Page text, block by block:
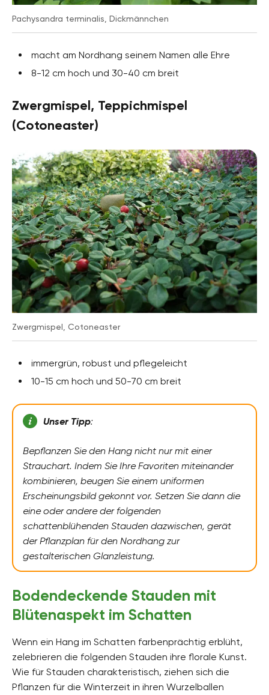
Pachysandra terminalis, Dickmännchen
macht am Nordhang seinem Namen alle Ehre
8-12 cm hoch und 30-40 cm breit
Zwergmispel, Teppichmispel
(Cotoneaster)
Zwergmispel, Cotoneaster
immergrün, robust und pflegeleicht
10-15 cm hoch und 50-70 cm breit
Unser Tipp:
Bepflanzen Sie den Hang nicht nur mit einer
Strauchart. Indem Sie Ihre Favoriten miteinander
kombinieren, beugen Sie einem uniformen
Erscheinungsbild gekonnt vor. Setzen Sie dann die
eine oder andere der folgenden
schattenblühenden Stauden dazwischen, gerät
der Pflanzplan für den Nordhang zur
gestalterischen Glanzleistung.
Bodendeckende Stauden mit
Blütenaspekt im Schatten
Wenn ein Hang im Schatten farbenprächtig erblüht,
zelebrieren die folgenden Stauden ihre florale Kunst.
Wie für Stauden charakteristisch, ziehen sich die
Pflanzen für die Winterzeit in ihren Wurzelballen